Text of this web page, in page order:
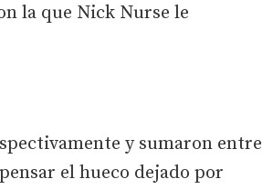
la que Nick Nurse le
y sumaron entre
el hueco dejado por